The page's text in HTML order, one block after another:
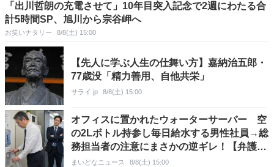
「出川哲朗の充電させて」10年目突入記念で2週にわたる合
計5時間SP、旭川から宗谷岬へ
お笑いナタリー 8/8(土) 15:00
【先人に学ぶ人生の仕舞い方】嘉納治五郎・
77歳没「精力善用、自他共栄」
サライ.jp 8/8(土) 15:00
オフィスに置かれたウォーターサーバー 空
の2Lボトル持参し毎日給水する男性社員→総
務担当者の注意にまさかの逆ギレ！【弁護士
が解説】
まいどなニュース 8/8(土) 15:00